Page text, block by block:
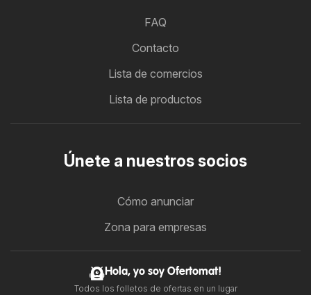
FAQ
Contacto
Lista de comercios
Lista de productos
Únete a nuestros socios
Cómo anunciar
Zona para empresas
Hola, yo soy Ofertomat!
Todos los folletos de ofertas en un lugar